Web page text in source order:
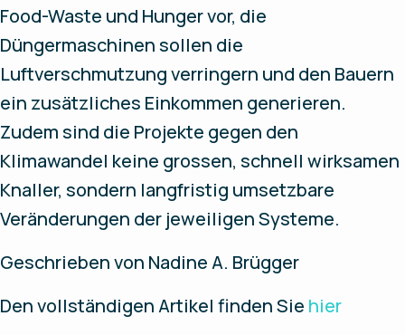
Food-Waste und Hunger vor, die
Düngermaschinen sollen die
Luftverschmutzung verringern und den Bauern
ein zusätzliches Einkommen generieren.
Zudem sind die Projekte gegen den
Klimawandel keine grossen, schnell wirksamen
Knaller, sondern langfristig umsetzbare
Veränderungen der jeweiligen Systeme.
Geschrieben von Nadine A. Brügger
Den vollständigen Artikel finden Sie hier